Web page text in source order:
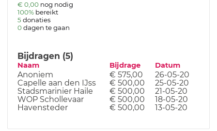
€ 0,00 nog nodig
100% bereikt
5 donaties
0 dagen te gaan
Bijdragen (5)
Naam Bijdrage Datum
Anoniem € 575,00
26-05-20
Capelle aan den IJss
€ 500,00
25-05-20
Stadsmarinier Haile
€ 500,00
21-05-20
WOP Schollevaar
€ 500,00
18-05-20
Havensteder
€ 500,00 13-05-20